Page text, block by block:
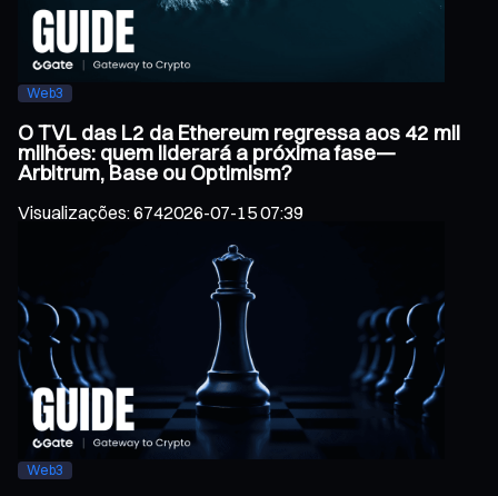
Web3
O TVL das L2 da Ethereum regressa aos 42 mil
milhões: quem liderará a próxima fase—
Arbitrum, Base ou Optimism?
Visualizações:6742026-07-15 07:39
Web3